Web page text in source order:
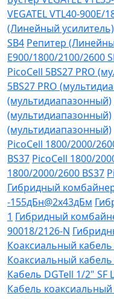
VEGATEL VTL40-900E/
(Линейный
SB4 Репитер
Е900/1800/2100/2600
PicoCell 5BS27 PRO
5BS27 PRO
(мультидиапазонный)
(мультидиапазонный)
(мультидиапазонный)
PicoCell 1800/2000/
BS37 PicoCell 1800/
1800/2000/2600 BS37
Гибридный
-155дБн@2x43дБм
1 Гибридный
90018/2126-N
Коаксиальный кабель
Коаксиальный кабель
Кабель DGTell 1/2" SF
Кабель коаксиальный